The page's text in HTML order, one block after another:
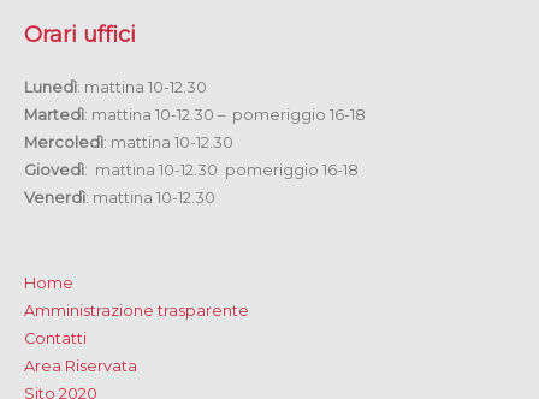
Orari uffici
Lunedì: mattina 10-12.30
Martedì: mattina 10-12.30 – pomeriggio 16-18
Mercoledì: mattina 10-12.30
Giovedì: mattina 10-12.30 pomeriggio 16-18
Venerdì: mattina 10-12.30
Home
Amministrazione trasparente
Contatti
Area Riservata
Sito 2020